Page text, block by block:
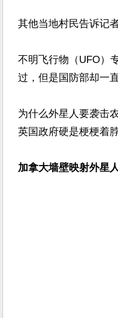
其他当地村民告诉记
不明飞行物（UFO）
过，但是国防部却一
为什么外星人要袭击
英国政府硬是梗梗着
加拿大墙壁映射外星